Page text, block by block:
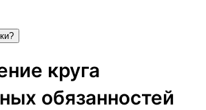
круга
обязанностей